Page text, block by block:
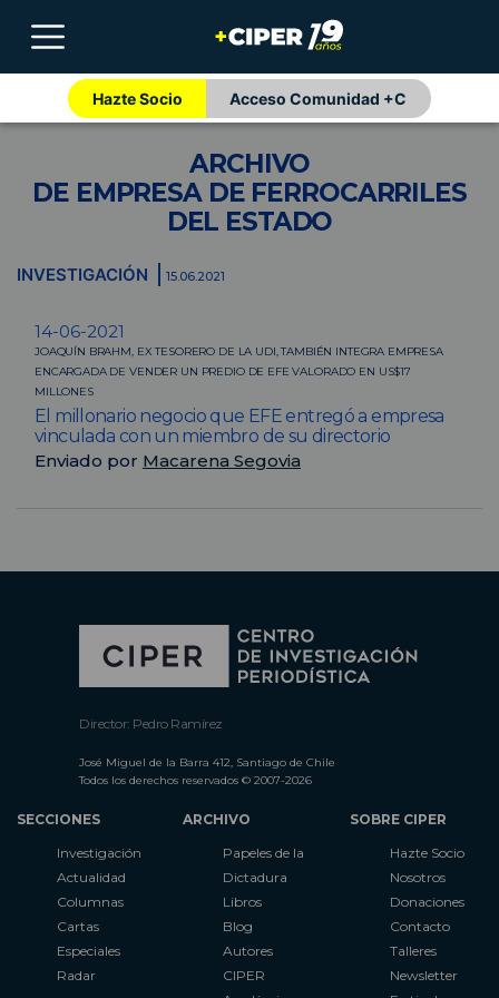
Hazte Socio Acceso Comunidad +C
ARCHIVO
DE EMPRESA DE FERROCARRILES
DEL ESTADO
INVESTIGACIÓN 15.06.2021
14-06-2021
JOAQUÍN BRAHM, EX TESORERO DE LA UDI, TAMBIÉN INTEGRA EMPRESA
ENCARGADA DE VENDER UN PREDIO DE EFE VALORADO EN US$17
MILLONES
El millonario negocio que EFE entregó a empresa
vinculada con un miembro de su directorio
Enviado por Macarena Segovia
Director: Pedro Ramírez
José Miguel de la Barra 412, Santiago de Chile
Todos los derechos reservados © 2007-2026
SECCIONES
Investigación
Actualidad
Columnas
Cartas
Especiales
Radar
ARCHIVO
Papeles de la
Dictadura
Libros
Blog
Autores
CIPER
SOBRE CIPER
Hazte Socio
Nosotros
Donaciones
Contacto
Talleres
Newsletter